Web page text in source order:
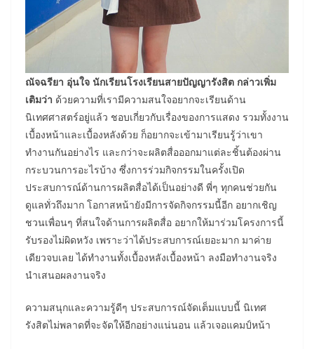
ณัจฉรียา อุ่นใจ นักเรียนโรงเรียนสายปัญญารังสิต กล่าวเพิ่ม
เติมว่า ด้วยความที่เรามีความสนใจอยากจะเรียนด้าน
นิเทศศาสตร์อยู่แล้ว ชอบเกี่ยวกับเรื่องของการแสดง รวมทั้งงาน
เบื้องหน้าและเบื้องหลังด้วย ก็อยากจะเข้ามาเรียนรู้ว่าเขา
ทำงานกันอย่างไร และกว่าจะผลิตสื่อออกมาแต่ละชิ้นต้องผ่าน
กระบวนการอะไรบ้าง ซึ่งการร่วมกิจกรรมในครั้งเปิด
ประสบการณ์ด้านการผลิตสื่อได้เป็นอย่างดี พี่ๆ ทุกคนช่วยกัน
ดูแลทั่วถึงมาก โอกาสหน้ายังมีการจัดกิจกรรมนี้อีก อยากเชิญ
ชวนเพื่อนๆ ที่สนใจด้านการผลิตสื่อ อยากให้มาร่วมโครงการนี้
รับรองไม่ผิดหวัง เพราะว่าได้ประสบการณ์เยอะมาก มาค่าย
เดียวจบเลย ได้ทำงานทั้งเบื้องหลังเบื้องหน้า ลงมือทำงานจริง
นำเสนอผลงานจริง
ความสนุกและความรู้ดีๆ ประสบการณ์จัดเต็มแบบนี้ นิเทศ
รังสิตไม่พลาดที่จะจัดให้อีกอย่างแน่นอน แล้วเจอแคมป์หน้า